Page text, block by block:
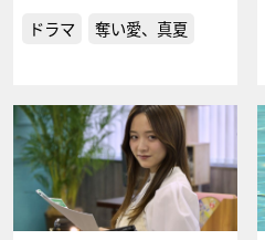
ドラマ 奪い愛、真夏